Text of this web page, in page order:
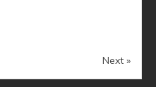
Next »